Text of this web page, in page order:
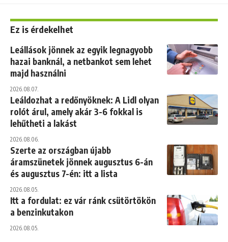
Ez is érdekelhet
Leállások jönnek az egyik legnagyobb
hazai banknál, a netbankot sem lehet
majd használni
2026.08.07.
Leáldozhat a redőnyöknek: A Lidl olyan
rolót árul, amely akár 3-6 fokkal is
lehűtheti a lakást
2026.08.06.
Szerte az országban újabb
áramszünetek jönnek augusztus 6-án
és augusztus 7-én: itt a lista
2026.08.05.
Itt a fordulat: ez vár ránk csütörtökön
a benzinkutakon
2026.08.05.